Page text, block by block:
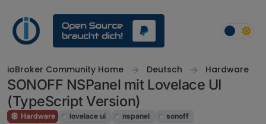
ioBroker Community Home Deutsch Hardware
SONOFF NSPanel mit Lovelace UI
(TypeScript Version)
Hardware lovelace ui nspanel
sonoff